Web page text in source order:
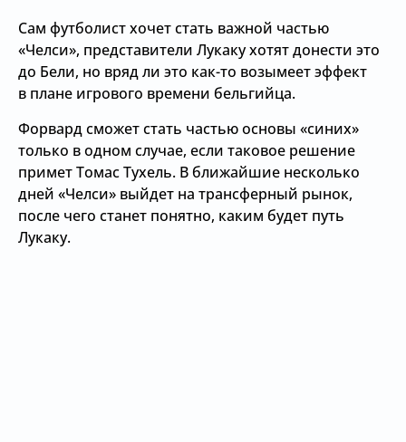
Сам футболист хочет стать важной частью
«Челси», представители Лукаку хотят донести это
до Бели, но вряд ли это как-то возымеет эффект
в плане игрового времени бельгийца.
Форвард сможет стать частью основы «синих»
только в одном случае, если таковое решение
примет Томас Тухель. В ближайшие несколько
дней «Челси» выйдет на трансферный рынок,
после чего станет понятно, каким будет путь
Лукаку.